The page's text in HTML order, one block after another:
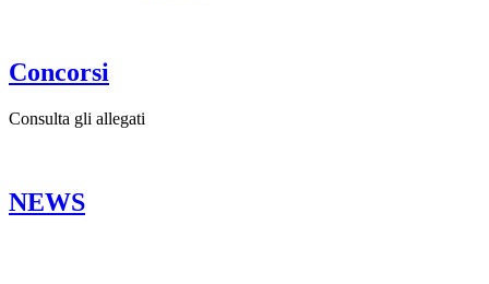
Concorsi
Consulta gli allegati
NEWS